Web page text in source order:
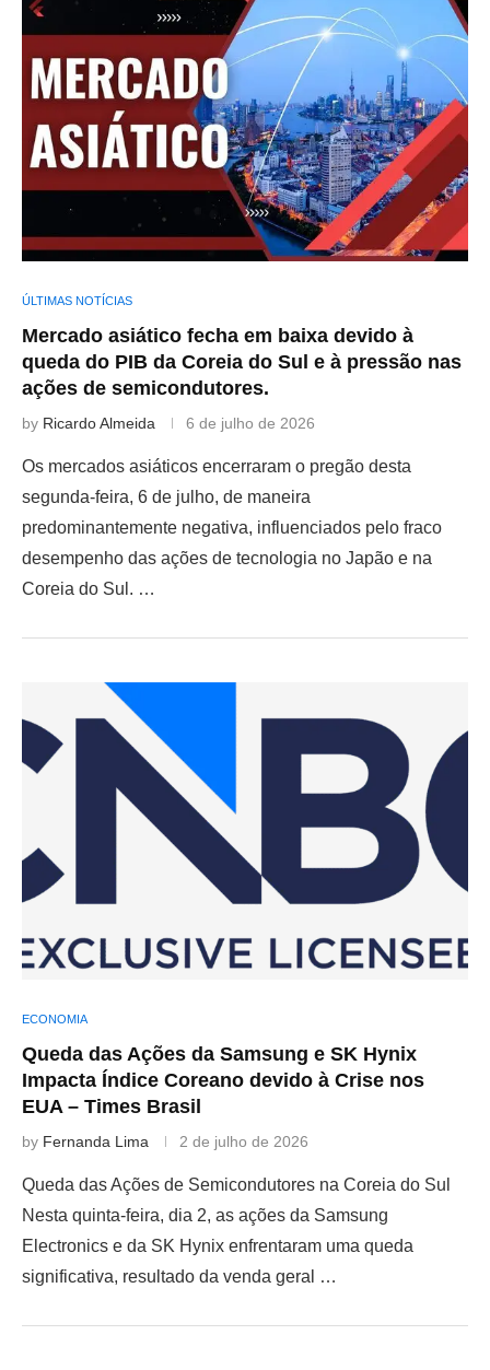
ÚLTIMAS NOTÍCIAS
Mercado asiático fecha em baixa devido à
queda do PIB da Coreia do Sul e à pressão nas
ações de semicondutores.
by Ricardo Almeida 6 de julho de 2026
Os mercados asiáticos encerraram o pregão desta
segunda-feira, 6 de julho, de maneira
predominantemente negativa, influenciados pelo fraco
desempenho das ações de tecnologia no Japão e na
Coreia do Sul. …
ECONOMIA
Queda das Ações da Samsung e SK Hynix
Impacta Índice Coreano devido à Crise nos
EUA – Times Brasil
by Fernanda Lima 2 de julho de 2026
Queda das Ações de Semicondutores na Coreia do Sul
Nesta quinta-feira, dia 2, as ações da Samsung
Electronics e da SK Hynix enfrentaram uma queda
significativa, resultado da venda geral …